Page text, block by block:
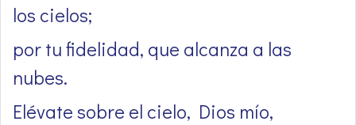
los cielos;
por tu fidelidad, que alcanza a las
nubes.
Elévate sobre el cielo, Dios mío,